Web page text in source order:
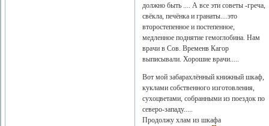
должно быть .... А все эти советы -греча,
свёкла, печёнка и гранаты....это
второстепенное и постепенное,
медленное поднятие гемоглобина. Нам
врачи в Сов. Временв Кагор
выписывали. Хорошие врачи.....
Вот мой забарахлённый книжный шкаф,
куклами собственного изготовления,
сухоцветами, собранными из поездок по
северо-западу.....
Продолжу хлам из шкафа